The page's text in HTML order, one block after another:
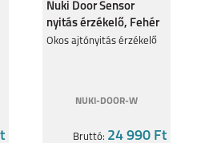
Nuki Door Sensor
nyitás érzékelő, Fehér
Okos ajtónyitás érzékelő
NUKI-DOOR-W
Bruttó: 24 990 Ft